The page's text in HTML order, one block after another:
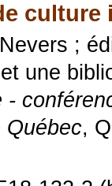
culture
;
une
-
Québec,